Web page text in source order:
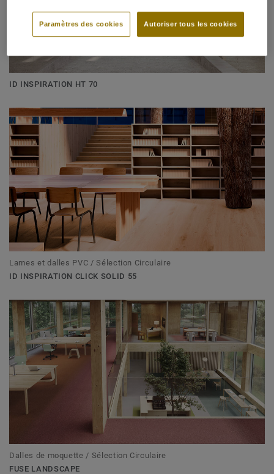
ID INSPIRATION HT 70
Lames et dalles PVC / Sélection Circulaire
ID INSPIRATION CLICK SOLID 55
Dalles de moquette / Sélection Circulaire
FUSE LANDSCAPE
Autoriser tous les cookies
Paramètres des cookies